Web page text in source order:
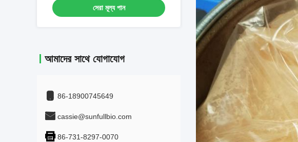
সেরা মূল্য পান
আমাদের সাথে যোগাযোগ
86-18900745649
cassie@sunfullbio.com
86-731-8297-0070